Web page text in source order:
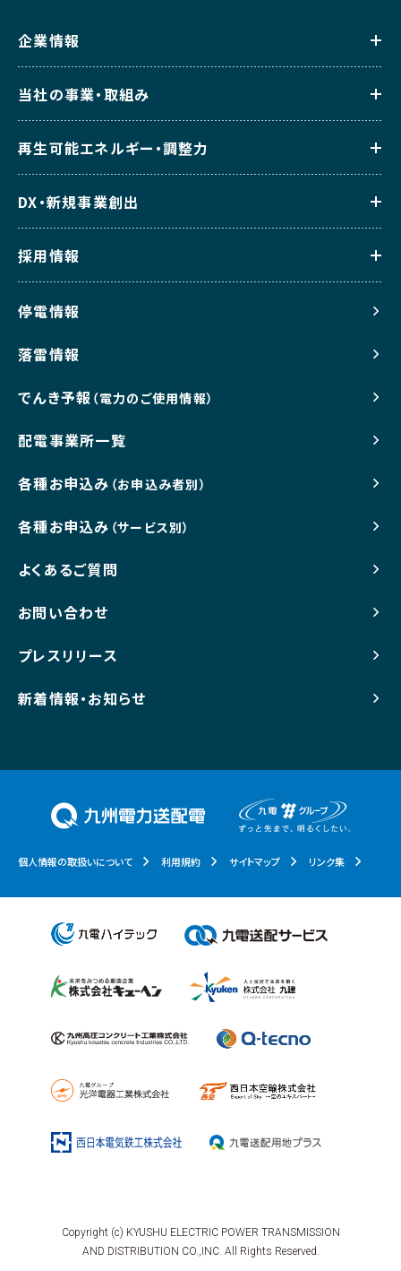
企業情報
当社の事業・取組み
再生可能エネルギー・調整力
DX・新規事業創出
採用情報
停電情報
落雷情報
でんき予報 （電力のご使用情報）
配電事業所一覧
各種お申込み （お申込み者別）
各種お申込み （サービス別）
よくあるご質問
お問い合わせ
プレスリリース
新着情報・お知らせ
個人情報の取扱いについて 利用規約 サイトマップ リンク集
Copyright (c) KYUSHU ELECTRIC POWER TRANSMISSION
AND DISTRIBUTION CO.,INC. All Rights Reserved.